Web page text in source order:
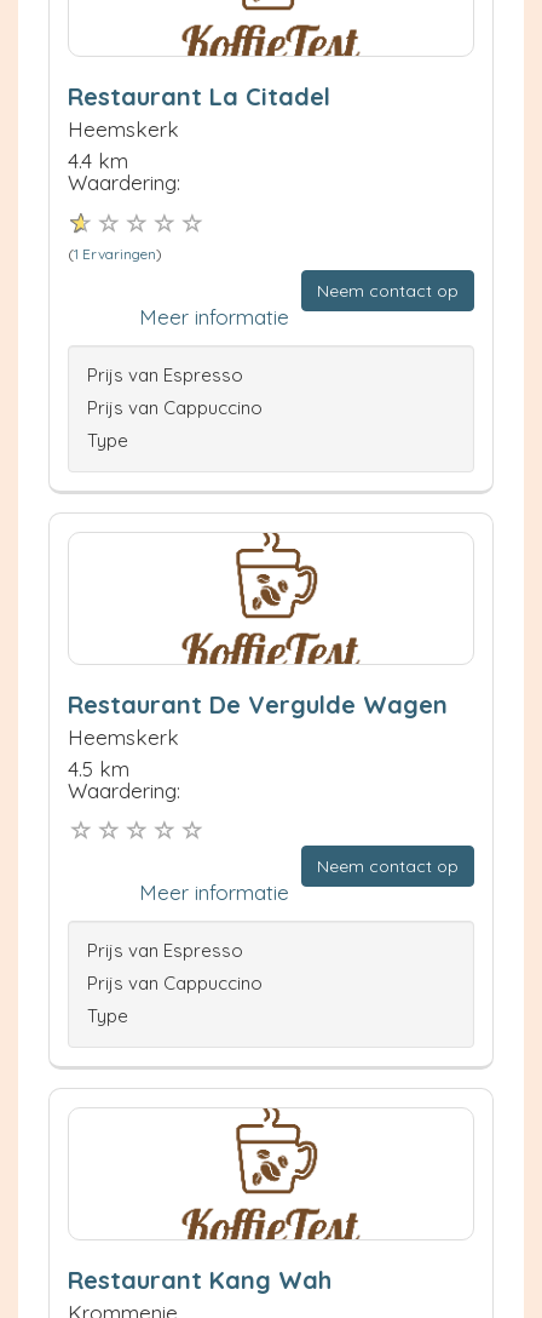
Restaurant La Citadel
Heemskerk
4.4 km
Waardering:
(1 Ervaringen)
Neem contact op
Meer informatie
Prijs van Espresso
Prijs van Cappuccino
Type
Restaurant De Vergulde Wagen
Heemskerk
4.5 km
Waardering:
Neem contact op
Meer informatie
Prijs van Espresso
Prijs van Cappuccino
Type
Restaurant Kang Wah
Krommenie